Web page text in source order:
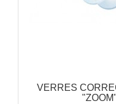
VERRES